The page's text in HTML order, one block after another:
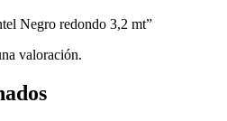
Negro redondo 3,2 mt”
valoración.